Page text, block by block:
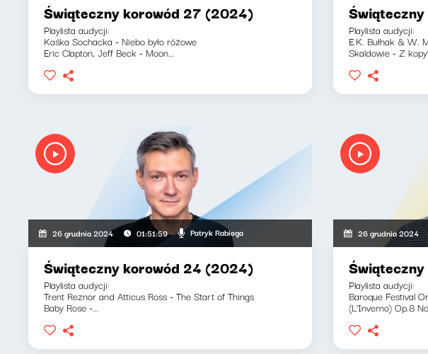
Świąteczny korowód 27 (2024)
Playlista audycji:
Kaśka Sochacka - Niebo było różowe
Eric Clapton, Jeff Beck - Moon...
Playlista audycji:
E.K. Bułhak & W.
Skaldowie - Z
26 grudnia 2024 01:51:59 Patryk Rabiega
Świąteczny korowód 24 (2024)
Playlista audycji:
Trent Reznor and Atticus Ross - The Start of Things
Baby Rose -...
26 grudnia 2024
Playlista audycji:
Baroque Festival
(L'Inverno) Op.8